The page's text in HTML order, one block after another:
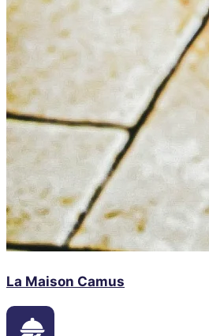
La Maison Camus